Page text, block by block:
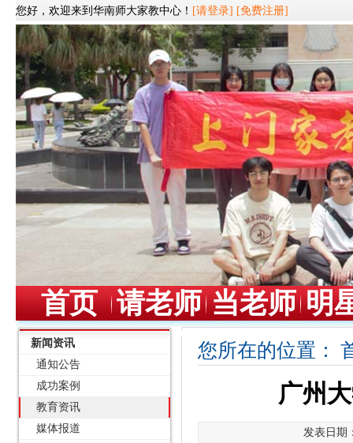
您好，欢迎来到华南师大家教中心！ [请登录] [免费注册]
首页 请老师 当老师 明
新闻资讯
通知公告
成功案例
教育资讯
媒体报道
您所在的位置：
广州
发表日期